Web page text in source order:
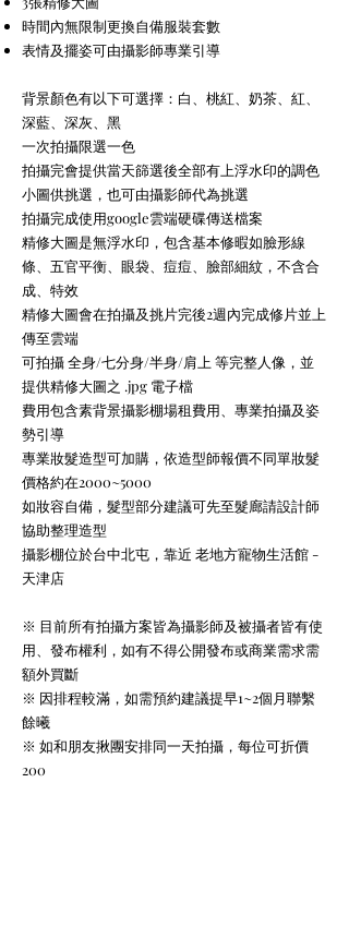
時間內無限制更換自備服裝套數
表情及擺姿可由攝影師專業引導
背景顏色有以下可選擇：白、桃紅、奶茶、紅、
深藍、深灰、黑
一次拍攝限選一色
拍攝完會提供當天篩選後全部有上浮水印的調色
小圖供挑選，也可由攝影師代為挑選
拍攝完成使用google雲端硬碟傳送檔案
精修大圖是無浮水印，包含基本修暇如臉形線
條、五官平衡、眼袋、痘痘、臉部細紋，不含合
成、特效
精修大圖會在拍攝及挑片完後2週內完成修片並上
傳至雲端
可拍攝 全身/七分身/半身/肩上 等完整人像，並
提供精修大圖之 .jpg 電子檔
費用包含素背景攝影棚場租費用、專業拍攝及姿
勢引導
專業妝髮造型可加購，依造型師報價不同單妝髮
價格約在2000~5000
如妝容自備，髮型部分建議可先至髮廊請設計師
協助整理造型
​攝影棚位於台中北屯，靠近 老地方寵物生活館 -
天津店
※ 目前所有拍攝方案皆為攝影師及被攝者皆有使
用、發布權利，如有不得公開發布或商業需求需
額外買斷
※ 因排程較滿，如需預約建議提早1~2個月聯繫
餘曦
※ 如和朋友揪團安排同一天拍攝，每位可折價
200